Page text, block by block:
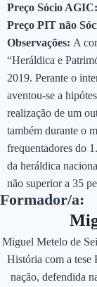
Preço Sócio AGIC:
Preço PIT não
Observações: A
“Heráldica e
2019. Perante o
aventou-se a
realização de um
também durante o
frequentadores do
da heráldica
não superior a 35
Formador/a:
Miguel Metelo de
História com a tese
nação, defendida